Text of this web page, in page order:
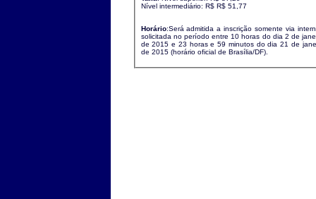
Nível intermediário: R$ R$ 51,77
Horário:Será admitida a inscrição somente via
solicitada no período entre 10 horas do dia 2 de
de 2015 e 23 horas e 59 minutos do dia 21 de
de 2015 (horário oficial de Brasília/DF).